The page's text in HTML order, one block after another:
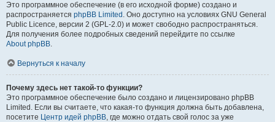
Это программное обеспечение (в его исходной форме) создано и
распространяется phpBB Limited . Оно доступно на условиях GNU General
Public Licence, версии 2 (GPL-2.0) и может свободно распространяться.
Для получения более подробных сведений перейдите по ссылке
About phpBB.
Вернуться к началу
Почему здесь нет такой-то функции?
Это программное обеспечение было создано и лицензировано phpBB
Limited. Если вы считаете, что какая-то функция должна быть добавлена,
посетите Центр идей phpBB, где можно отдать свой голос за уже